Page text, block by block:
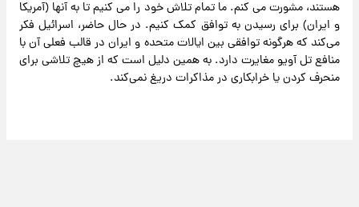
هستند، مشورت می‌ کنم. ما تمام تلاش خود را می‌ کنیم تا به آنها (آمریکا
و ایران) برای رسیدن به توافق کمک کنیم. در حال حاضر، اسرائیل فکر
می‌کند که هرگونه توافقی بین ایالات متحده و ایران در قالب فعلی آن با
منافع تل آویو مغایرت دارد. به همین دلیل است که از هیچ تلاشی برای
منحرف کردن یا خرابکاری در مذاکرات دریغ نمی‌کند.